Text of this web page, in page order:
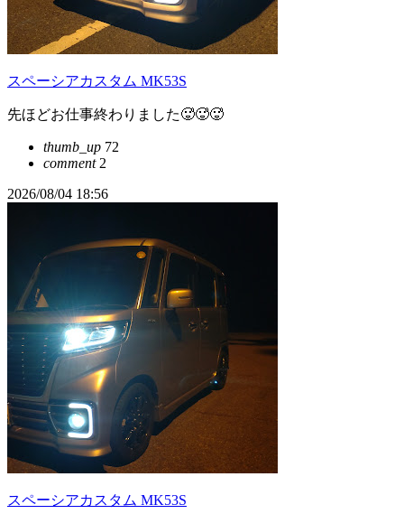
スペーシアカスタム MK53S
先ほどお仕事終わりました🥵🥵🥵
thumb_up 72
comment2
2026/08/04 18:56
スペーシアカスタム MK53S